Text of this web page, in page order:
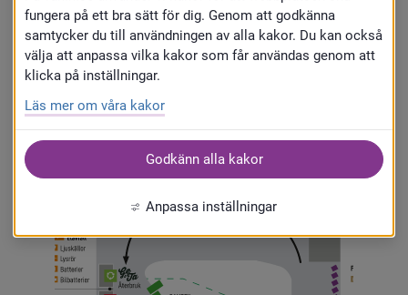
som ska sorteras var men du får själv
lasta av ditt avfall.
fungera på ett bra sätt för dig. Genom att godkänna
samtycker du till användningen av alla kakor. Du kan också
välja att anpassa vilka kakor som får användas genom att
klicka på inställningar.
Läs mer om våra kakor
Godkänn alla kakor
Anpassa inställningar